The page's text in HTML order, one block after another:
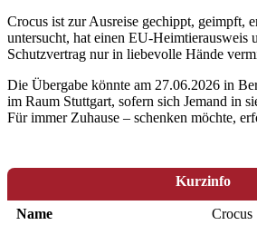
Crocus ist zur Ausreise gechippt, geimpft,
untersucht, hat einen EU-Heimtierausweis
Schutzvertrag nur in liebevolle Hände
Die Übergabe könnte am 27.06.2026 in
im Raum Stuttgart, sofern sich Jemand in
Für immer Zuhause – schenken möchte,
Kurzinfo
Name Crocus